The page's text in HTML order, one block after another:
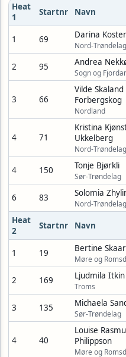
Heat
1
Startnr Navn
1 69 Darina
Nord-Trøndelag
2 95 Andrea
Sogn og
3 66
Vilde Skaland
Forbergskog
Nordland
4 71
Kristina
Ukkelberg
Nord-Trøndelag
4 150 Tonje Bjørkli
Sør-Trøndelag
6 83 Solomia
Nord-Trøndelag
Heat
2
Startnr Navn
1 19 Bertine
Møre og
2 169 Ljudmila Itkin
Troms
3 135 Michaela
Sør-Trøndelag
4 40
Louise
Philippson
Møre og